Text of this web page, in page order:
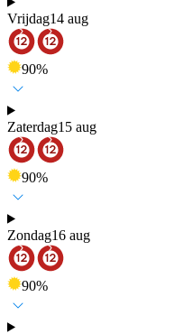
Vrijdag14 aug
90%
Zaterdag15 aug
90%
Zondag16 aug
90%